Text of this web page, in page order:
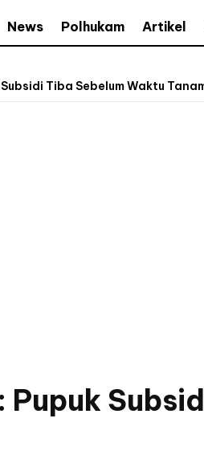
News Polhukam Artikel
Tiba Sebelum Waktu
Pupuk